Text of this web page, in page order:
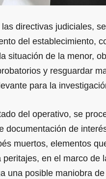
directivas judiciales,
del establecimiento,
situación de la menor,
y resguardar
para la
del operativo, se
documentación de
muertos, elementos
peritajes, en el marco de
una posible maniobra